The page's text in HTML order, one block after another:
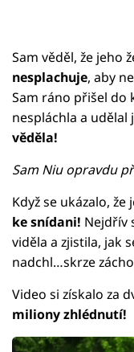
Sam věděl, že jeho
nesplachuje, aby
Sam ráno přišel do
nespláchla a
věděla!
Sam Niu opravdu
Když se ukázalo,
ke snídani! Nejdřív
viděla a zjistila, jak
nadchl…skrze
Video si získalo za
miliony zhlédnutí!